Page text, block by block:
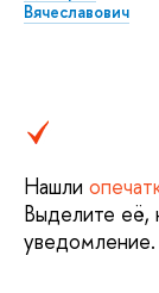
Вячеславович
Нашли
Выделите её,
уведомление.